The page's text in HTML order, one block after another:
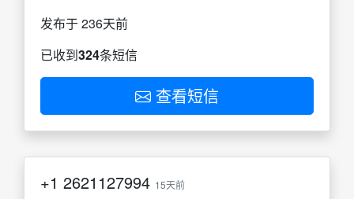
发布于 236天前
已收到324条短信
查看短信
+1 2621127994 15天前